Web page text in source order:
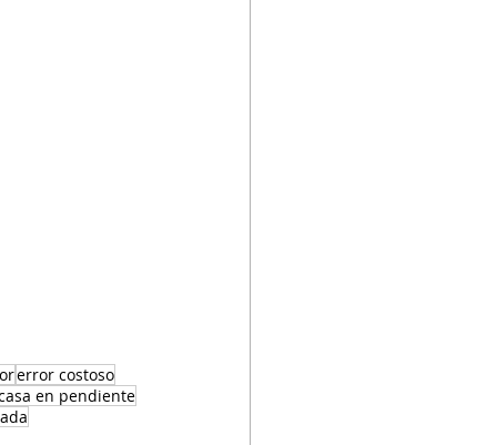
error costoso
en pendiente